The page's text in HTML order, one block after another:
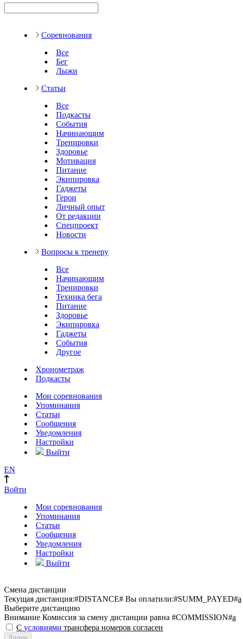
Соревнования
Все
Бег
Лыжи
Статьи
Все
Подкасты
События
Начинающим
Тренировки
Здоровье
Мотивация
Питание
Экипировка
Гаджеты
Герои
Личный опыт
От редакции
Спецпроект
Новости
Вопросы к тренеру
Все
Начинающим
Тренировки
Техника бега
Питание
Здоровье
Экипировка
Гаджеты
События
Другое
Хронометраж
Подкасты
Мои соревнования
Упоминания
Статьи
Сообщения
Уведомления
Настройки
Выйти
EN
Войти
Мои соревнования
Упоминания
Статьи
Сообщения
Уведомления
Настройки
Выйти
Смена дистанции
Текущая дистанция:#DISTANCE# Вы оплатили:#SUMM_PAYED#a
Выберите дистанцию
Внимание Комиссия за смену дистанции равна #COMMISSION#a
С условиями трансфера номеров согласен